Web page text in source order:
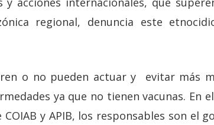
regional, denuncia este
o no pueden actuar y evitar más
ya que no tienen vacunas. En
y APIB, los responsables son el